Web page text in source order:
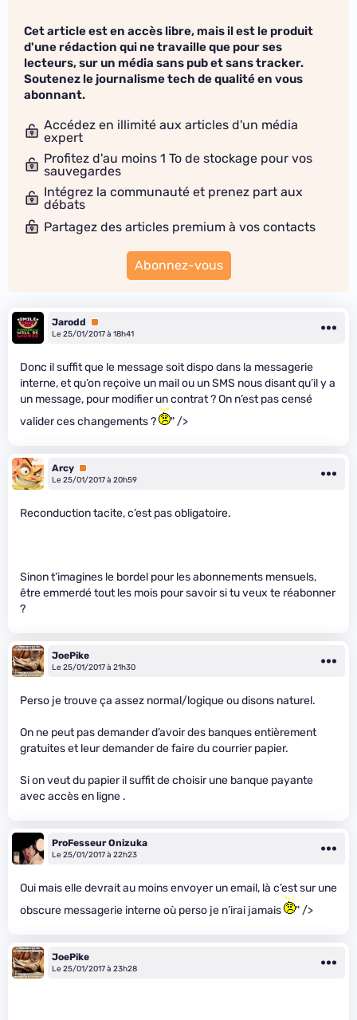
Cet article est en accès libre, mais il est le produit
d'une rédaction qui ne travaille que pour ses
lecteurs, sur un média sans pub et sans tracker.
Soutenez le journalisme tech de qualité en vous
abonnant.
Accédez en illimité aux articles d'un média
expert
Profitez d'au moins 1 To de stockage pour vos
sauvegardes
Intégrez la communauté et prenez part aux
débats
Partagez des articles premium à vos contacts
Abonnez-vous
Jarodd
Premium
Le 25/01/2017 à 18h41
Donc il suffit que le message soit dispo dans la messagerie
interne, et qu’on reçoive un mail ou un SMS nous disant qu’il y a
un message, pour modifier un contrat ? On n’est pas censé
valider ces changements ?
" />
Arcy Premium
Le 25/01/2017 à 20h59
Reconduction tacite, c’est pas obligatoire.
Sinon t’imagines le bordel pour les abonnements mensuels,
être emmerdé tout les mois pour savoir si tu veux te réabonner
?
JoePike
Le 25/01/2017 à 21h30
Perso je trouve ça assez normal/logique ou disons naturel.
On ne peut pas demander d’avoir des banques entièrement
gratuites et leur demander de faire du courrier papier.
Si on veut du papier il suffit de choisir une banque payante
avec accès en ligne .
ProFesseur Onizuka
Le 25/01/2017 à 22h23
Oui mais elle devrait au moins envoyer un email, là c’est sur une
obscure messagerie interne où perso je n’irai jamais
" />
JoePike
Le 25/01/2017 à 23h28